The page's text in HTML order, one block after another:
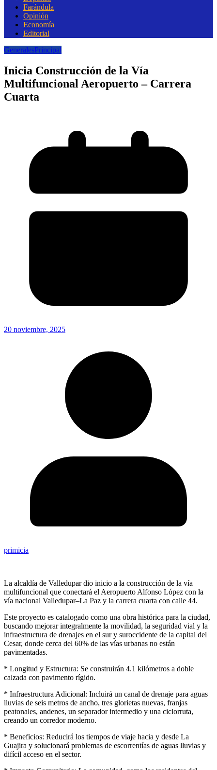
Farándula
Opinión
Economía
Editorial
GeneralesPrincipal
Inicia Construcción de la Vía
Multifuncional Aeropuerto – Carrera
Cuarta
20 noviembre, 2025
primicia
La alcaldía de Valledupar dio inicio a la construcción de la vía
multifuncional que conectará el Aeropuerto Alfonso López con la
vía nacional Valledupar–La Paz y la carrera cuarta con calle 44.
Este proyecto es catalogado como una obra histórica para la ciudad,
buscando mejorar integralmente la movilidad, la seguridad vial y la
infraestructura de drenajes en el sur y suroccidente de la capital del
Cesar, donde cerca del 60% de las vías urbanas no están
pavimentadas.
* Longitud y Estructura: Se construirán 4.1 kilómetros a doble
calzada con pavimento rígido.
* Infraestructura Adicional: Incluirá un canal de drenaje para aguas
lluvias de seis metros de ancho, tres glorietas nuevas, franjas
peatonales, andenes, un separador intermedio y una ciclorruta,
creando un corredor moderno.
* Beneficios: Reducirá los tiempos de viaje hacia y desde La
Guajira y solucionará problemas de escorrentías de aguas lluvias y
difícil acceso en el sector.